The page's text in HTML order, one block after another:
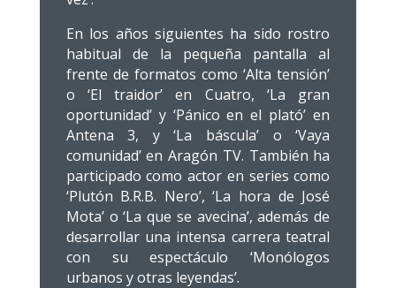
En los años siguientes ha sido rostro
habitual de la pequeña pantalla al
frente de formatos como ‘Alta tensión’
o ‘El traidor’ en Cuatro, ‘La gran
oportunidad’ y ‘Pánico en el plató’ en
Antena 3, y ‘La báscula’ o ‘Vaya
comunidad’ en Aragón TV. También ha
participado como actor en series como
‘Plutón B.R.B. Nero’, ‘La hora de José
Mota’ o ‘La que se avecina’, además de
desarrollar una intensa carrera teatral
con su espectáculo ‘Monólogos
urbanos y otras leyendas’.